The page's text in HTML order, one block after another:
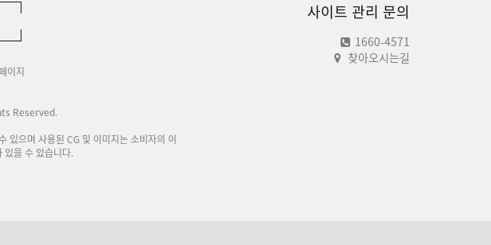
사이트 관리 문의
1660-4571
찾아오시는길
이지
Reserved.
있으며 사용된 CG 및 이미지는 소비자의 이
있을 수 있습니다.